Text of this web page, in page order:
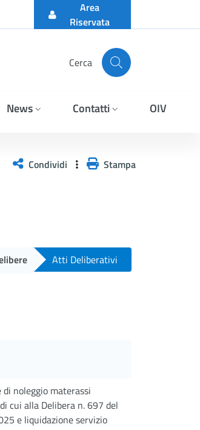
Area
Riservata
Cerca
News Contatti OIV
Condividi Stampa
Atti Deliberativi
noleggio materassi
cui alla Delibera n. 697 del
e liquidazione servizio